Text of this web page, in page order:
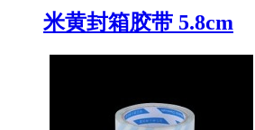
米黄封箱胶带 5.8cm